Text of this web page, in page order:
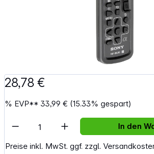
28,78 €
% EVP**33,99 € (15.33% gespart)
Preise inkl. MwSt. ggf. zzgl.
Artikel Anzahl: Gib denIn den